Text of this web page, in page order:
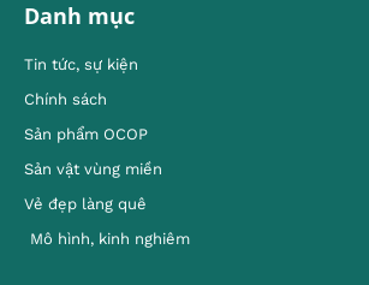
Danh mục
Tin tức, sự kiện
Chính sách
Sản phẩm OCOP
Sản vật vùng miền
Vẻ đẹp làng quê
Mô hình, kinh nghiêm